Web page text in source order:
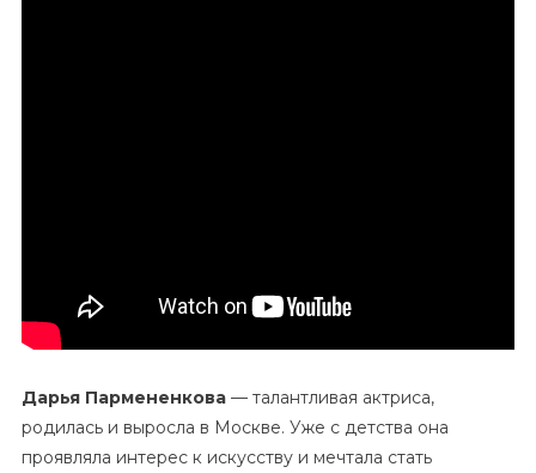
Дарья Пармененкова— талантливая актриса,
родилась и выросла в Москве. Уже с детства она
проявляла интерес к искусству и мечтала стать